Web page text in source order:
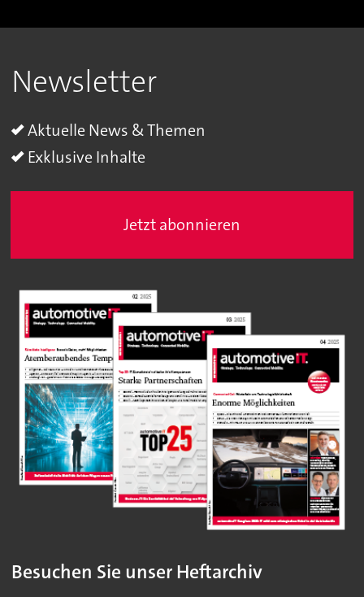
Newsletter
Aktuelle News & Themen
Exklusive Inhalte
Jetzt abonnieren
Besuchen Sie unser Heftarchiv